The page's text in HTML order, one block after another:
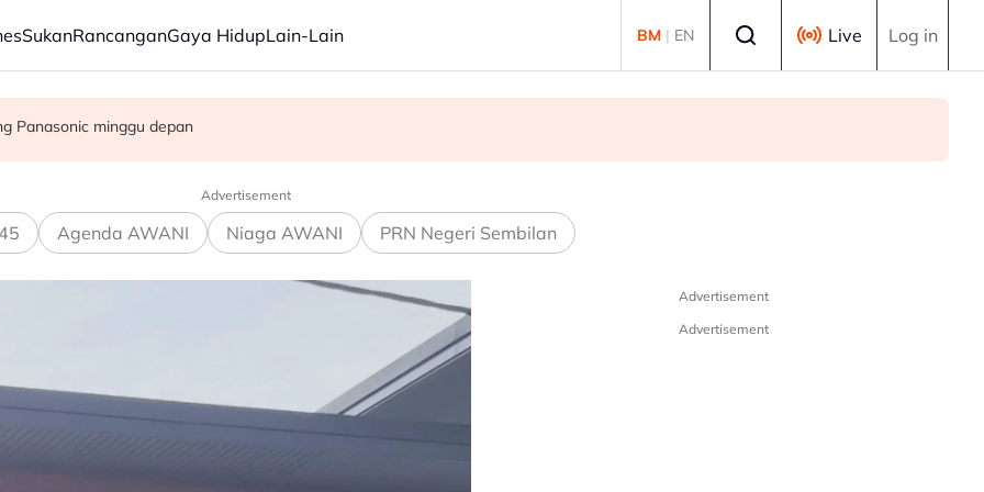
SukanRancanganGaya HidupLain-Lain BM | EN Live Log in
Agong
tidak sihat
Panasonic minggu depan
Advertisement
Agenda AWANI Niaga AWANI PRN Negeri Sembilan
Advertisement
Advertisement